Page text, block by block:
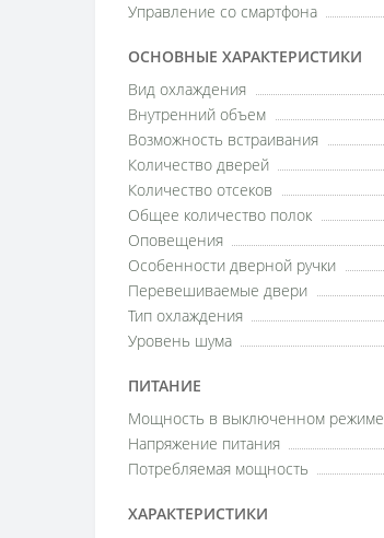
Управление со смартфона
ОСНОВНЫЕ ХАРАКТЕРИСТИКИ
Вид охлаждения
Внутренний объем
Возможность встраивания
Количество дверей
Количество отсеков
Общее количество полок
Оповещения
Особенности дверной ручки
Перевешиваемые двери
Тип охлаждения
Уровень шума
ПИТАНИЕ
Мощность в выключенном режиме
Напряжение питания
Потребляемая мощность
ХАРАКТЕРИСТИКИ